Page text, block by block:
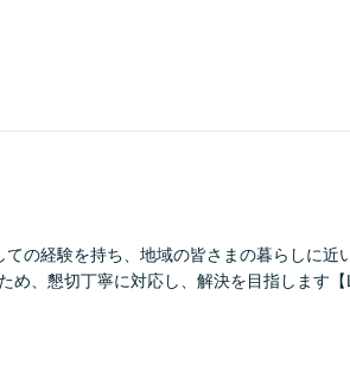
の経験を持ち、地域の皆さまの暮らしに近
め、懇切丁寧に対応し、解決を目指します【